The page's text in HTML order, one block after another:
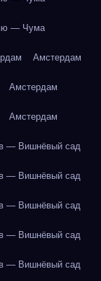
— Чума
Амстердам
Амстердам
Амстердам
— Вишнёвый сад
— Вишнёвый сад
— Вишнёвый сад
— Вишнёвый сад
— Вишнёвый сад